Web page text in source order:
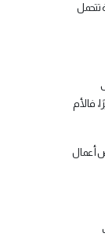
تتحمل
فالأم
أعمال